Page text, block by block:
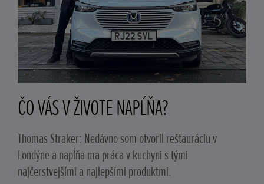
ČO VÁS V ŽIVOTE NAPĹŇA?
Thomas Straker: Nedávno som otvoril reštauráciu v
Londýne a napĺňa ma práca v kuchyni s tými
najčerstvejšími a najlepšími produktmi.